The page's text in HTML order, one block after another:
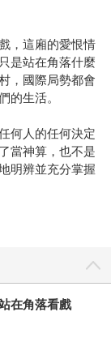
，這廂的愛恨情
是站在角落什麼
，國際局勢都會
的生活。
何人的任何決定
當神算，也不是
明辨並充分掌握
在角落看戲